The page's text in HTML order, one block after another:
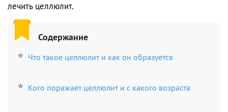
лечить целлюлит.
Содержание
Что такое целлюлит и как он образуется
Кого поражает целлюлит и с какого возраста